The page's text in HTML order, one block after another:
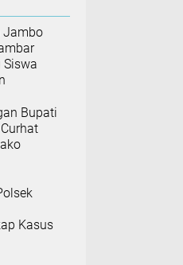
Jambo
Siswa
Bupati
Kasus